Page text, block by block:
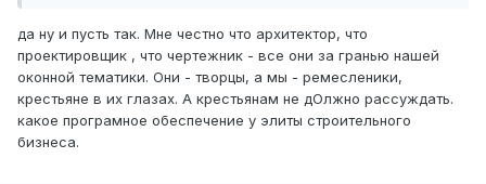
да ну и пусть так. Мне честно что архитектор, что
проектировщик , что чертежник - все они за гранью нашей
оконной тематики. Они - творцы, а мы - ремесленики,
крестьяне в их глазах. А крестьянам не дОлжно рассуждать.
какое програмное обеспечение у элиты строительного
бизнеса.